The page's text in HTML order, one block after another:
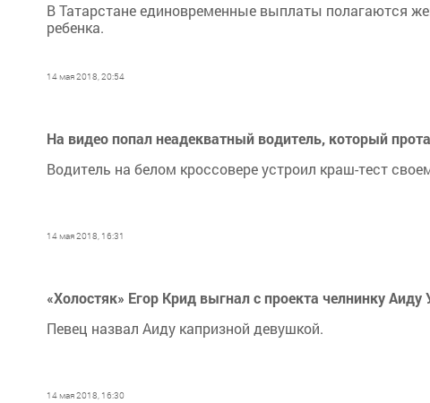
В Татарстане единовременные выплаты полагаются
ребенка.
14 мая 2018, 20:54
На видео попал неадекватный водитель, который
Водитель на белом кроссовере устроил краш-тест
14 мая 2018, 16:31
«Холостяк» Егор Крид выгнал с проекта челнинку Аиду
Певец назвал Аиду капризной девушкой.
14 мая 2018, 16:30